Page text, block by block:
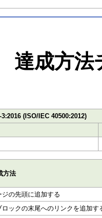
達成方法
(ISO/IEC 40500:2012)
方法
の先頭に追加する
ックの末尾へのリンクを追加す